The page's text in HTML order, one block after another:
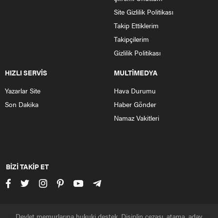
Site Gizlilik Politikası
Takip Ettiklerim
Takipçilerim
Gizlilik Politikası
HIZLI SERVİS
Yazarlar Site
Son Dakika
MULTİMEDYA
Hava Durumu
Haber Gönder
Namaz Vakitleri
BİZİ TAKİP ET